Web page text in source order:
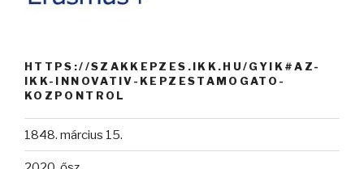
HTTPS://SZAKKEPZES.IKK.HU/GYIK#AZ-
IKK-INNOVATIV-KEPZESTAMOGATO-
KOZPONTROL
1848. március 15.